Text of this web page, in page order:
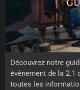
Découvrez notre
évènement de la 2.1
toutes les